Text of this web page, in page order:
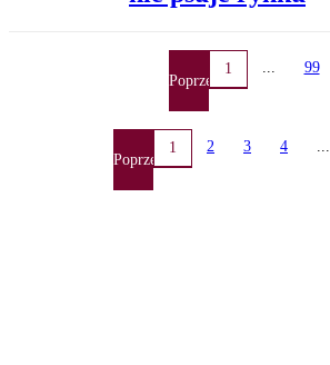
Poprzednia
1 ... 99
Poprzednia
1 2 3 4 ...